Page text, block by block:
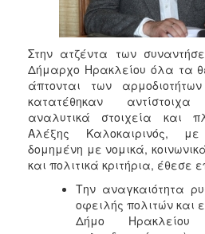
ΤΟΠΟΣ
ΠΟΛΙΤΙΣΜΟΣ
ΑΝΘΕΚΤΙΚΗ
ΠΟΛΗ
Στην ατζέντα των
Δήμαρχο Ηρακλείου όλα τα
άπτονται των
κατατέθηκαν
αναλυτικά στοιχεία και
Αλέξης Καλοκαιρινός, με
δομημένη με νομικά,
και πολιτικά κριτήρια, έθεσε
Την αναγκαιότητα
οφειλής πολιτών και
Δήμο Ηρακλείου